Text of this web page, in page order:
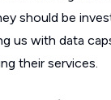
should be
us with data
their services.